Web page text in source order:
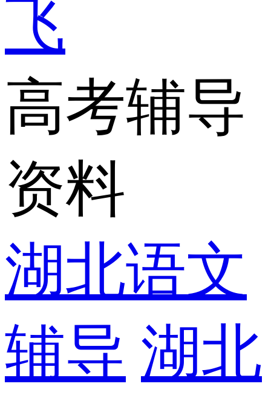
飞
高考辅导
资料
湖北语文
辅导 湖北